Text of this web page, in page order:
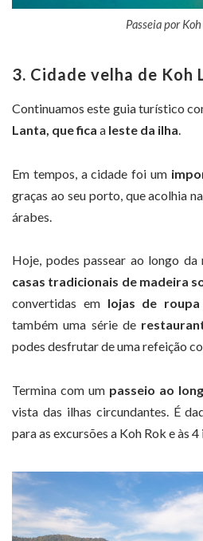
Passeia por
3. Cidade velha de Koh
Continuamos este guia turístico
Lanta, que fica a leste da ilha.
Em tempos, a cidade foi um
graças ao seu porto, que acolhia
árabes.
Hoje, podes passear ao longo
casas tradicionais de madeira
convertidas em lojas de
também uma série de
podes desfrutar de uma refeição
Termina com um passeio ao
vista das ilhas circundantes. É
para as excursões a Koh Rok e às